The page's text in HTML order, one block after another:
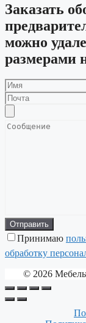
Заказать
можно
размерами
Принимаю
обработку
© 2026